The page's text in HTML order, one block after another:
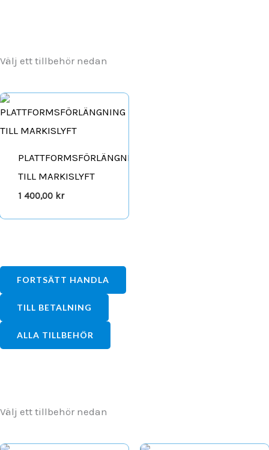
Välj ett tillbehör nedan
PLATTFORMSFÖRLÄNGNING
TILL MARKISLYFT
1 400,00 kr
FORTSÄTT HANDLA
TILL BETALNING
ALLA TILLBEHÖR
Välj ett tillbehör nedan